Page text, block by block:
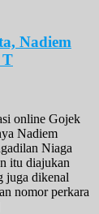
Nadiem
T
online Gojek
Nadiem
Niaga
itu diajukan
juga dikenal
nomor perkara